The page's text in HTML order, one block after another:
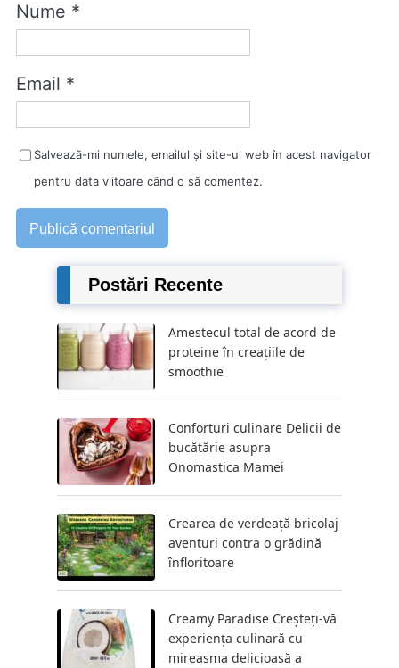
Nume *
Email *
Salvează-mi numele, emailul și site-ul web în acest navigator
pentru data viitoare când o să comentez.
Postări Recente
Amestecul total de acord de
proteine ​​în creațiile de
smoothie
Conforturi culinare Delicii de
bucătărie asupra
Onomastica Mamei
Crearea de verdeață bricolaj
aventuri contra o grădină
înfloritoare
Creamy Paradise Creșteți-vă
experiența culinară cu
mireasma delicioasă a